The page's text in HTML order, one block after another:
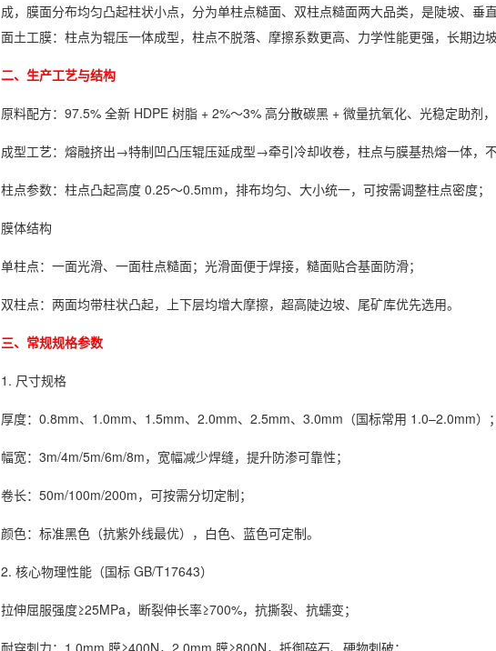
成，膜面分布均匀凸起柱状小点，分为单柱点糙面、双柱点糙面两大品类，是陡坡、
面土工膜：柱点为辊压一体成型，柱点不脱落、摩擦系数更高、力学性能更强，长期边
二、生产工艺与结构
原料配方：97.5% 全新 HDPE 树脂 + 2%～3% 高分散碳黑 + 微量抗氧化、光稳定助剂
成型工艺：熔融挤出→特制凹凸压辊压延成型→牵引冷却收卷，柱点与膜基热熔一体，不
柱点参数：柱点凸起高度 0.25～0.5mm，排布均匀、大小统一，可按需调整柱点密度；
膜体结构
单柱点：一面光滑、一面柱点糙面；光滑面便于焊接，糙面贴合基面防滑；
双柱点：两面均带柱状凸起，上下层均增大摩擦，超高陡边坡、尾矿库优先选用。
三、常规规格参数
1. 尺寸规格
厚度：0.8mm、1.0mm、1.5mm、2.0mm、2.5mm、3.0mm（国标常用 1.0–2.0mm）；
幅宽：3m/4m/5m/6m/8m，宽幅减少焊缝，提升防渗可靠性；
卷长：50m/100m/200m，可按需分切定制；
颜色：标准黑色（抗紫外线最优），白色、蓝色可定制。
2. 核心物理性能（国标 GB/T17643）
拉伸屈服强度≥25MPa，断裂伸长率≥700%，抗撕裂、抗蠕变；
耐穿刺力：1.0mm 膜≥400N，2.0mm 膜≥800N，抵御碎石、硬物刺破；